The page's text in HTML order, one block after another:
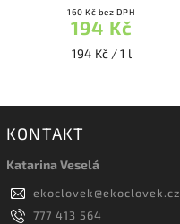
160 Kč bez DPH
194 Kč
194 Kč / 1 l
KONTAKT
Katarina Veselá
ekoclovek@ekoclovek.cz
777 413 564